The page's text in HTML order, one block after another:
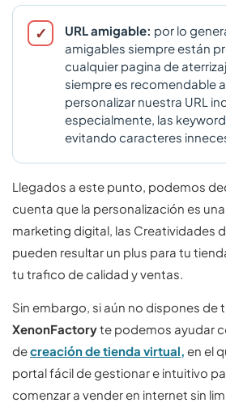
URL amigable: por lo
amigables siempre están
cualquier pagina de
siempre es recomendable
personalizar nuestra URL
especialmente, las
evitando caracteres
Llegados a este punto, podemos
cuenta que la personalización es
marketing digital, las Creatividades
pueden resultar un plus para tu
tu trafico de calidad y ventas.
Sin embargo, si aún no dispones de
XenonFactoryte podemos ayudar
decreación de tienda virtual, en el
portal fácil de gestionar e intuitivo
comenzar a vender en internet sin